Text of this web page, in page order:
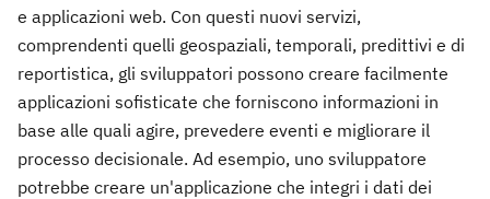
e applicazioni web. Con questi nuovi servizi,
comprendenti quelli geospaziali, temporali, predittivi e di
reportistica, gli sviluppatori possono creare facilmente
applicazioni sofisticate che forniscono informazioni in
base alle quali agire, prevedere eventi e migliorare il
processo decisionale. Ad esempio, uno sviluppatore
potrebbe creare un'applicazione che integri i dati dei